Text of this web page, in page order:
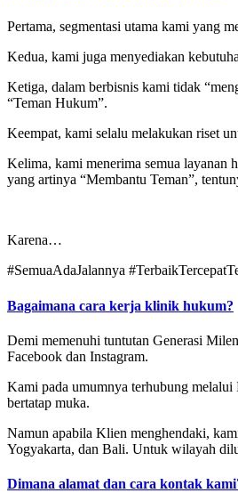
Pertama, segmentasi utama kami yang
Kedua, kami juga menyediakan
Ketiga, dalam berbisnis kami tidak
“Teman Hukum”.
Keempat, kami selalu melakukan riset
Kelima, kami menerima semua layanan
yang artinya “Membantu Teman”,
Karena…
#SemuaAdaJalannya
Bagaimana cara kerja klinik hukum?
Demi memenuhi tuntutan Generasi
Facebook dan Instagram.
Kami pada umumnya terhubung
bertatap muka.
Namun apabila Klien menghendaki,
Yogyakarta, dan Bali. Untuk wilayah
Dimana alamat dan cara kontak